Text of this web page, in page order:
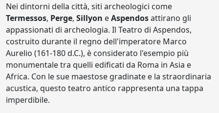
Nei dintorni della città, siti archeologici come
Termessos, Perge, Sillyon eAspendosattirano gli
appassionati di archeologia. Il Teatro di Aspendos,
costruito durante il regno dell'imperatore Marco
Aurelio (161-180 d.C.), è considerato l'esempio più
monumentale tra quelli edificati da Roma in Asia e
Africa. Con le sue maestose gradinate e la straordinaria
acustica, questo teatro antico rappresenta una tappa
imperdibile.